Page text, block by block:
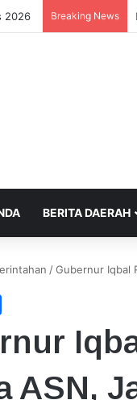
2026 Breaking News
BERITA DAERAH
/Gubernur Iqbal
ASN,